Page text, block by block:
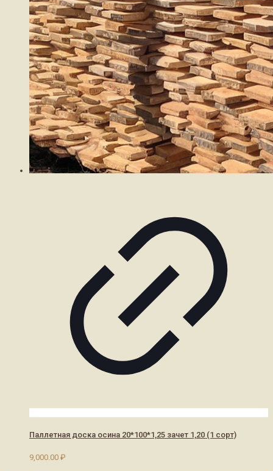
Паллетная доска осина 20*100*1,25 зачет 1,20 (1 сорт)
9,000.00 ₽